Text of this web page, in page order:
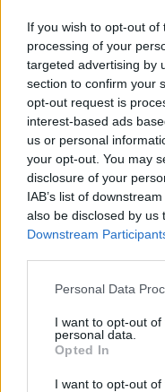
If you wish to opt-out
processing of your
targeted advertising by
section to confirm your
opt-out request is
interest-based ads
us or personal
your opt-out. You may
disclosure of your
IAB’s list of
also be disclosed by us
Downstream
Please note that this
not limited to your visit
grant or deny consent
use your data for
consent section.
Personal Data
I want to opt-out
personal data.
Opted In
I want to opt-out
Ακολουθήστε το